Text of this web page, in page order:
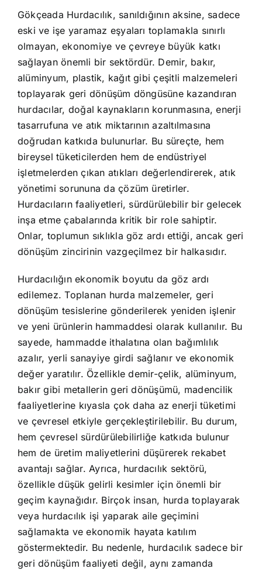
Gökçeada Hurdacılık, sanıldığının aksine, sadece
eski ve işe yaramaz eşyaları toplamakla sınırlı
olmayan, ekonomiye ve çevreye büyük katkı
sağlayan önemli bir sektördür. Demir, bakır,
alüminyum, plastik, kağıt gibi çeşitli malzemeleri
toplayarak geri dönüşüm döngüsüne kazandıran
hurdacılar, doğal kaynakların korunmasına, enerji
tasarrufuna ve atık miktarının azaltılmasına
doğrudan katkıda bulunurlar. Bu süreçte, hem
bireysel tüketicilerden hem de endüstriyel
işletmelerden çıkan atıkları değerlendirerek, atık
yönetimi sorununa da çözüm üretirler.
Hurdacıların faaliyetleri, sürdürülebilir bir gelecek
inşa etme çabalarında kritik bir role sahiptir.
Onlar, toplumun sıklıkla göz ardı ettiği, ancak geri
dönüşüm zincirinin vazgeçilmez bir halkasıdır.
Hurdacılığın ekonomik boyutu da göz ardı
edilemez. Toplanan hurda malzemeler, geri
dönüşüm tesislerine gönderilerek yeniden işlenir
ve yeni ürünlerin hammaddesi olarak kullanılır. Bu
sayede, hammadde ithalatına olan bağımlılık
azalır, yerli sanayiye girdi sağlanır ve ekonomik
değer yaratılır. Özellikle demir-çelik, alüminyum,
bakır gibi metallerin geri dönüşümü, madencilik
faaliyetlerine kıyasla çok daha az enerji tüketimi
ve çevresel etkiyle gerçekleştirilebilir. Bu durum,
hem çevresel sürdürülebilirliğe katkıda bulunur
hem de üretim maliyetlerini düşürerek rekabet
avantajı sağlar. Ayrıca, hurdacılık sektörü,
özellikle düşük gelirli kesimler için önemli bir
geçim kaynağıdır. Birçok insan, hurda toplayarak
veya hurdacılık işi yaparak aile geçimini
sağlamakta ve ekonomik hayata katılım
göstermektedir. Bu nedenle, hurdacılık sadece bir
geri dönüşüm faaliyeti değil, aynı zamanda